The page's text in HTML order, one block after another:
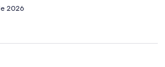
2026